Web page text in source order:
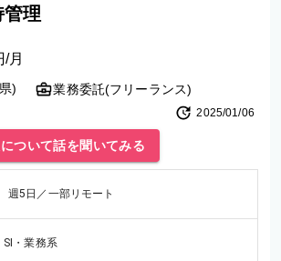
理
/月
) 業務委託(フリーランス)
2025/01/06
ついて話を聞いてみる
週5日／一部リモート
SI・業務系